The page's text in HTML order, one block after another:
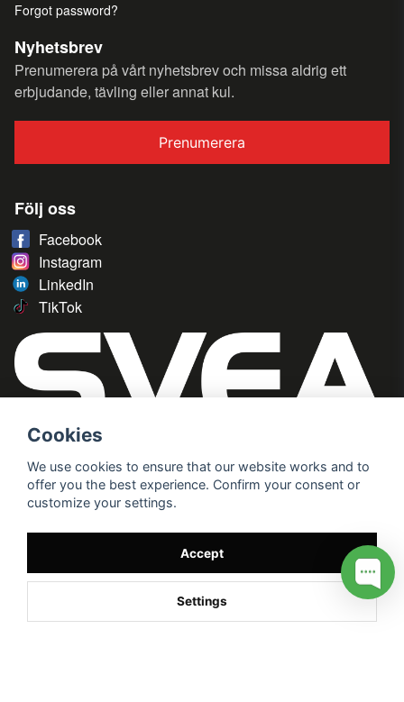
Forgot password?
Nyhetsbrev
Prenumerera på vårt nyhetsbrev och missa aldrig ett
erbjudande, tävling eller annat kul.
Prenumerera
Följ oss
Facebook
Instagram
LinkedIn
TikTok
Cookies
We use cookies to ensure that our website works and to
offer you the best experience. Confirm your consent or
customize your settings.
Accept
Settings